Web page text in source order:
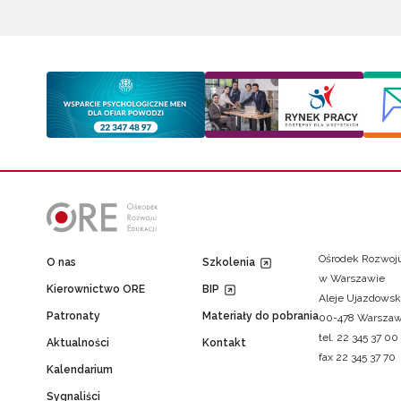
O nas
Kierownictwo ORE
Patronaty
Aktualności
Kalendarium
Sygnaliści
Szkolenia
BIP
Materiały do pobrania
Kontakt
Ośrodek
w Warszawie
Aleje
00-478
tel. 22 345 37 00
fax 22 345 37 70